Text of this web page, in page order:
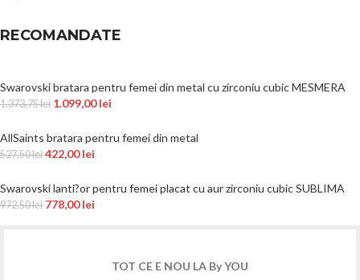
RECOMANDATE
Swarovski bratara pentru femei din metal cu zirconiu cubic MESMERA
1.373,75lei 1.099,00lei
AllSaints bratara pentru femei din metal
527,50lei 422,00lei
Swarovski lanti?or pentru femei placat cu aur zirconiu cubic SUBLIMA
972,50lei 778,00lei
TOT CE E NOU LA By YOU